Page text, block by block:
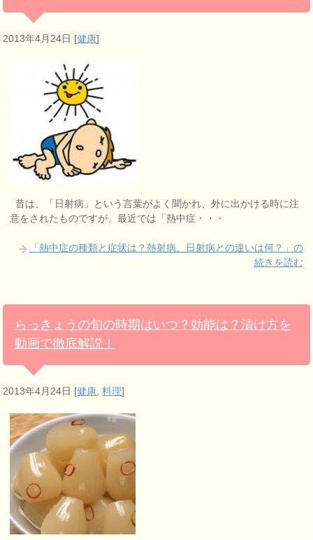
2013年4月24日 [健康]
昔は、「日射病」という言葉がよく聞かれ、外に出かける時に注
意をされたものですが、最近では「熱中症・・・
「熱中症の種類と症状は？熱射病、日射病との違いは何？」の
続きを読む
らっきょうの旬の時期はいつ？効能は？漬け方を
動画で徹底解説！
2013年4月24日 [健康 ,料理]